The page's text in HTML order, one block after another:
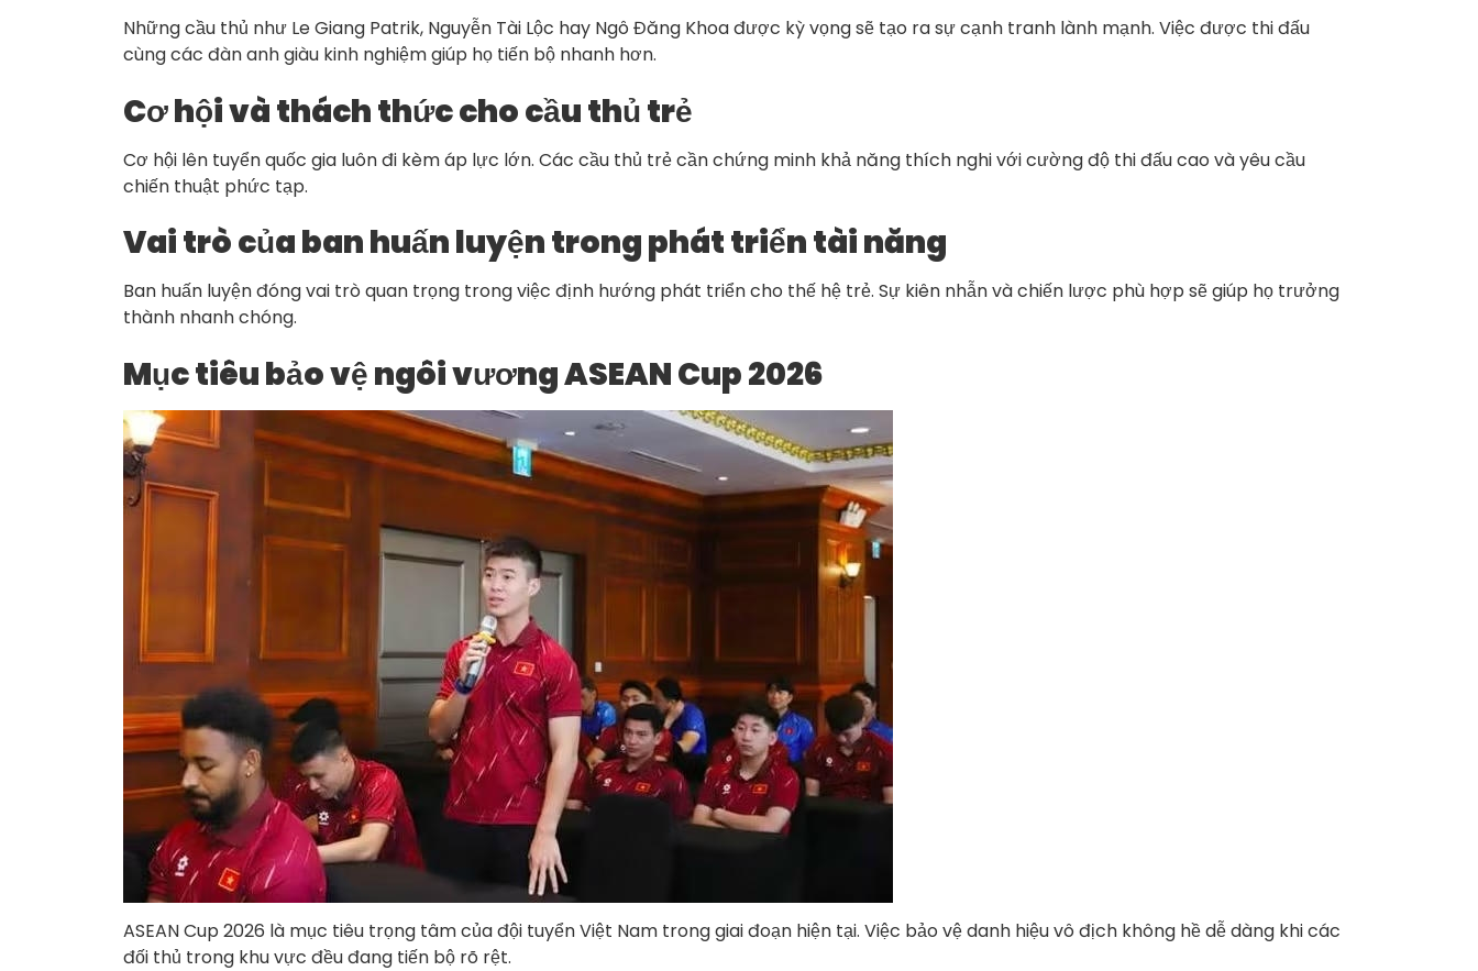
Những cầu thủ như Le Giang Patrik, Nguyễn Tài Lộc hay Ngô Đăng Khoa được kỳ vọng sẽ tạo ra sự cạnh tranh lành mạnh. Việc được thi đấu
cùng các đàn anh giàu kinh nghiệm giúp họ tiến bộ nhanh hơn.
Cơ hội và thách thức cho cầu thủ trẻ
Cơ hội lên tuyển quốc gia luôn đi kèm áp lực lớn. Các cầu thủ trẻ cần chứng minh khả năng thích nghi với cường độ thi đấu cao và yêu cầu
chiến thuật phức tạp.
Vai trò của ban huấn luyện trong phát triển tài năng
Ban huấn luyện đóng vai trò quan trọng trong việc định hướng phát triển cho thế hệ trẻ. Sự kiên nhẫn và chiến lược phù hợp sẽ giúp họ trưởng
thành nhanh chóng.
Mục tiêu bảo vệ ngôi vương ASEAN Cup 2026
ASEAN Cup 2026 là mục tiêu trọng tâm của đội tuyển Việt Nam trong giai đoạn hiện tại. Việc bảo vệ danh hiệu vô địch không hề dễ dàng khi các
đối thủ trong khu vực đều đang tiến bộ rõ rệt.